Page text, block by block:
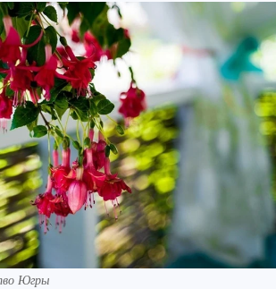
Югры